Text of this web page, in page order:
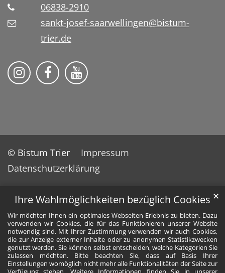
Ihre Wahlmöglichkeiten bezüglich Cookies
Wir möchten Ihnen ein optimales Webseiten-Erlebnis zu bieten. Dazu
verwenden wir Cookies, die für das Funktionieren unserer Website
notwendig sind. Mit Ihrer Zustimmung verwenden wir auch Cookies,
die zur Anzeige externer Inhalte oder zu anonymen Statistikzwecken
genutzt werden. Sie können selbst entscheiden, welche Kategorien Sie
zulassen möchten. Bitte beachten Sie, dass auf Basis Ihrer
Einstellungen womöglich nicht mehr alle Funktionalitäten der Seite zur
✕
06838-2910
sankt-josef-saarwellingen@bistum-
trier.de
Folge uns auf Instragram
Folge uns auf Facebook
Fogle uns auf YouTube
© Bistum Trier
Impressum
Datenschutzerklärung